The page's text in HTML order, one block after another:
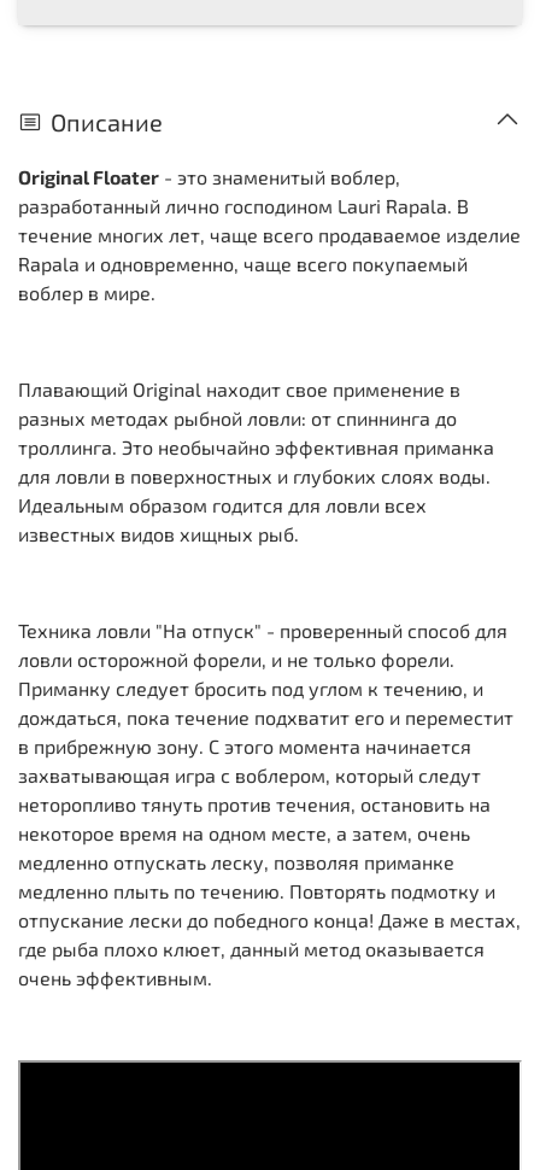
Описание
Original Floater - это знаменитый воблер,
разработанный лично господином Lauri Rapala. В
течение многих лет, чаще всего продаваемое изделие
Rapala и одновременно, чаще всего покупаемый
воблер в мире.
Плавающий Original находит свое применение в
разных методах рыбной ловли: от спиннинга до
троллинга. Это необычайно эффективная приманка
для ловли в поверхностных и глубоких слоях воды.
Идеальным образом годится для ловли всех
известных видов хищных рыб.
Техника ловли "На отпуск" - проверенный способ для
ловли осторожной форели, и не только форели.
Приманку следует бросить под углом к течению, и
дождаться, пока течение подхватит его и переместит
в прибрежную зону. С этого момента начинается
захватывающая игра с воблером, который следут
неторопливо тянуть против течения, остановить на
некоторое время на одном месте, а затем, очень
медленно отпускать леску, позволяя приманке
медленно плыть по течению. Повторять подмотку и
отпускание лески до победного конца! Даже в местах,
где рыба плохо клюет, данный метод оказывается
очень эффективным.